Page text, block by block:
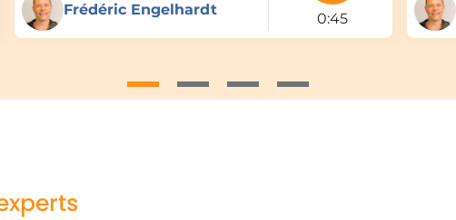
Frédéric Engelhardt
0:45